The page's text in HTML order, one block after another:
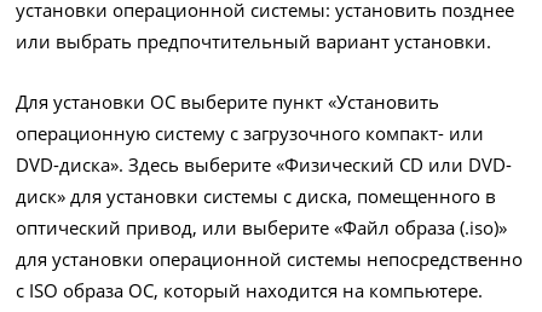
установки операционной системы: установить позднее
или выбрать предпочтительный вариант установки.
Для установки ОС выберите пункт «Установить
операционную систему с загрузочного компакт- или
DVD-диска». Здесь выберите «Физический CD или DVD-
диск» для установки системы с диска, помещенного в
оптический привод, или выберите «Файл образа (.iso)»
для установки операционной системы непосредственно
с ISO образа ОС, который находится на компьютере.